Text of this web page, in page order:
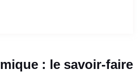
: le savoir-faire